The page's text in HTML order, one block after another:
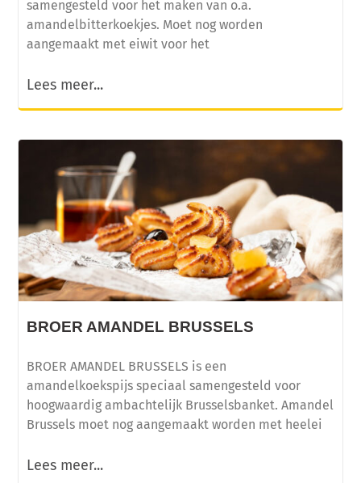
samengesteld voor het maken van o.a.
amandelbitterkoekjes. Moet nog worden
aangemaakt met eiwit voor het
Lees meer...
BROER AMANDEL BRUSSELS
BROER AMANDEL BRUSSELS is een
amandelkoekspijs speciaal samengesteld voor
hoogwaardig ambachtelijk Brusselsbanket. Amandel
Brussels moet nog aangemaakt worden met heelei
Lees meer...